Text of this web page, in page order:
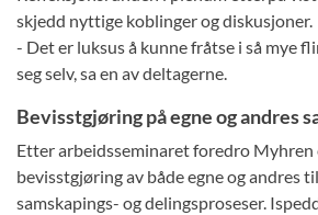
skjedd nyttige koblinger og diskusjoner.
- Det er luksus å kunne fråtse i så mye
seg selv, sa en av deltagerne.
Bevisstgjøring på egne og andres
Etter arbeidsseminaret foredro Myhren
bevisstgjøring av både egne og andres
samskapings- og delingsproseser.